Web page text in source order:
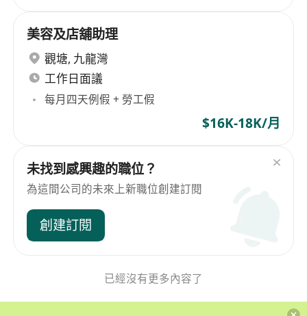
美容及店舖助理
觀塘, 九龍灣
工作日面議
每月四天例假 + 勞工假
$16K-18K/月
未找到感興趣的職位？
為這間公司的未來上新職位創建訂閱
創建訂閱
已經沒有更多內容了